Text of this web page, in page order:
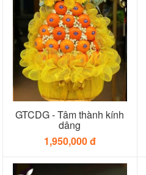
GTCDG - Tâm thành kính
dâng
1,950,000 đ